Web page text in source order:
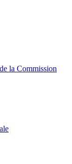
la Commission